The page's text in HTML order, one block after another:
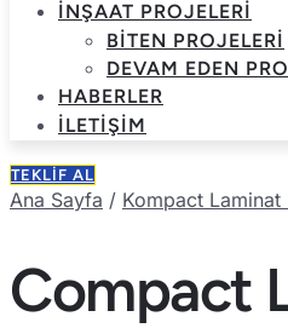
İNŞAAT PROJELERI
BITEN PROJELERI
DEVAM EDEN
HABERLER
İLETIŞIM
TEKLIF AL
Ana Sayfa / Kompact Laminat
Compact